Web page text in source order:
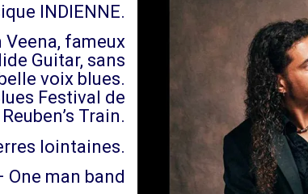
INDIENNE.
fameux
Guitar, sans
voix blues.
Festival de
Train.
lointaines.
One man band